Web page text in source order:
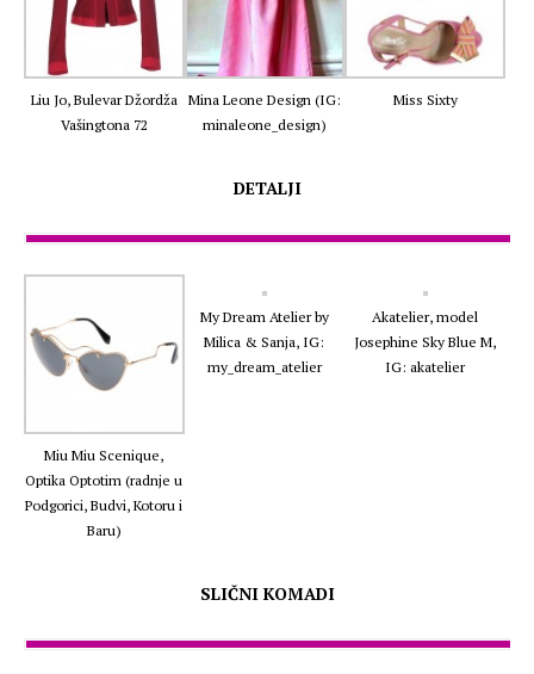
Liu Jo, Bulevar Džordža
Vašingtona 72
Mina Leone Design (IG:
minaleone_design)
Miss Sixty
DETALJI
Miu Miu Scenique,
Optika Optotim (radnje u
Podgorici, Budvi, Kotoru i
Baru)
My Dream Atelier by
Milica & Sanja, IG:
my_dream_atelier
Akatelier, model
Josephine Sky Blue M,
IG: akatelier
SLIČNI KOMADI